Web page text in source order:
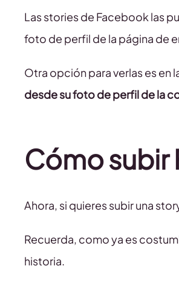
Las stories de Facebook las
foto de perfil de la página de
Otra opción para verlas es en
desde su foto de perfil de la
Cómo
Ahora, si quieres subir una
Recuerda, como ya es
historia.